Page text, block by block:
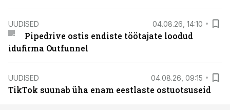
UUDISED 04.08.26, 14:10
Pipedrive ostis endiste töötajate loodud
idufirma Outfunnel
UUDISED 04.08.26, 09:15
TikTok suunab üha enam eestlaste ostuotsuseid